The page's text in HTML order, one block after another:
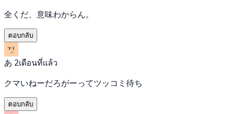
全くだ、意味わからん。
ตอบกลับ
あ 2เดือนที่แล้ว
クマいねーだろがーってツッコミ待ち
ตอบกลับ